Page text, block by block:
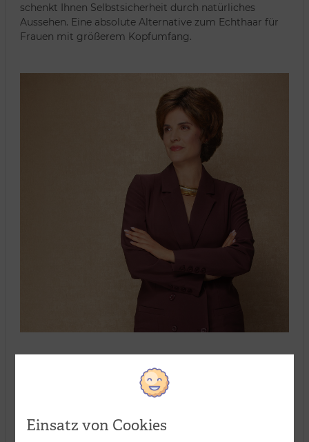
schenkt Ihnen Selbstsicherheit durch natürliches
Aussehen. Eine absolute Alternative zum Echthaar für
Frauen mit größerem Kopfumfang.
Einsatz von Cookies